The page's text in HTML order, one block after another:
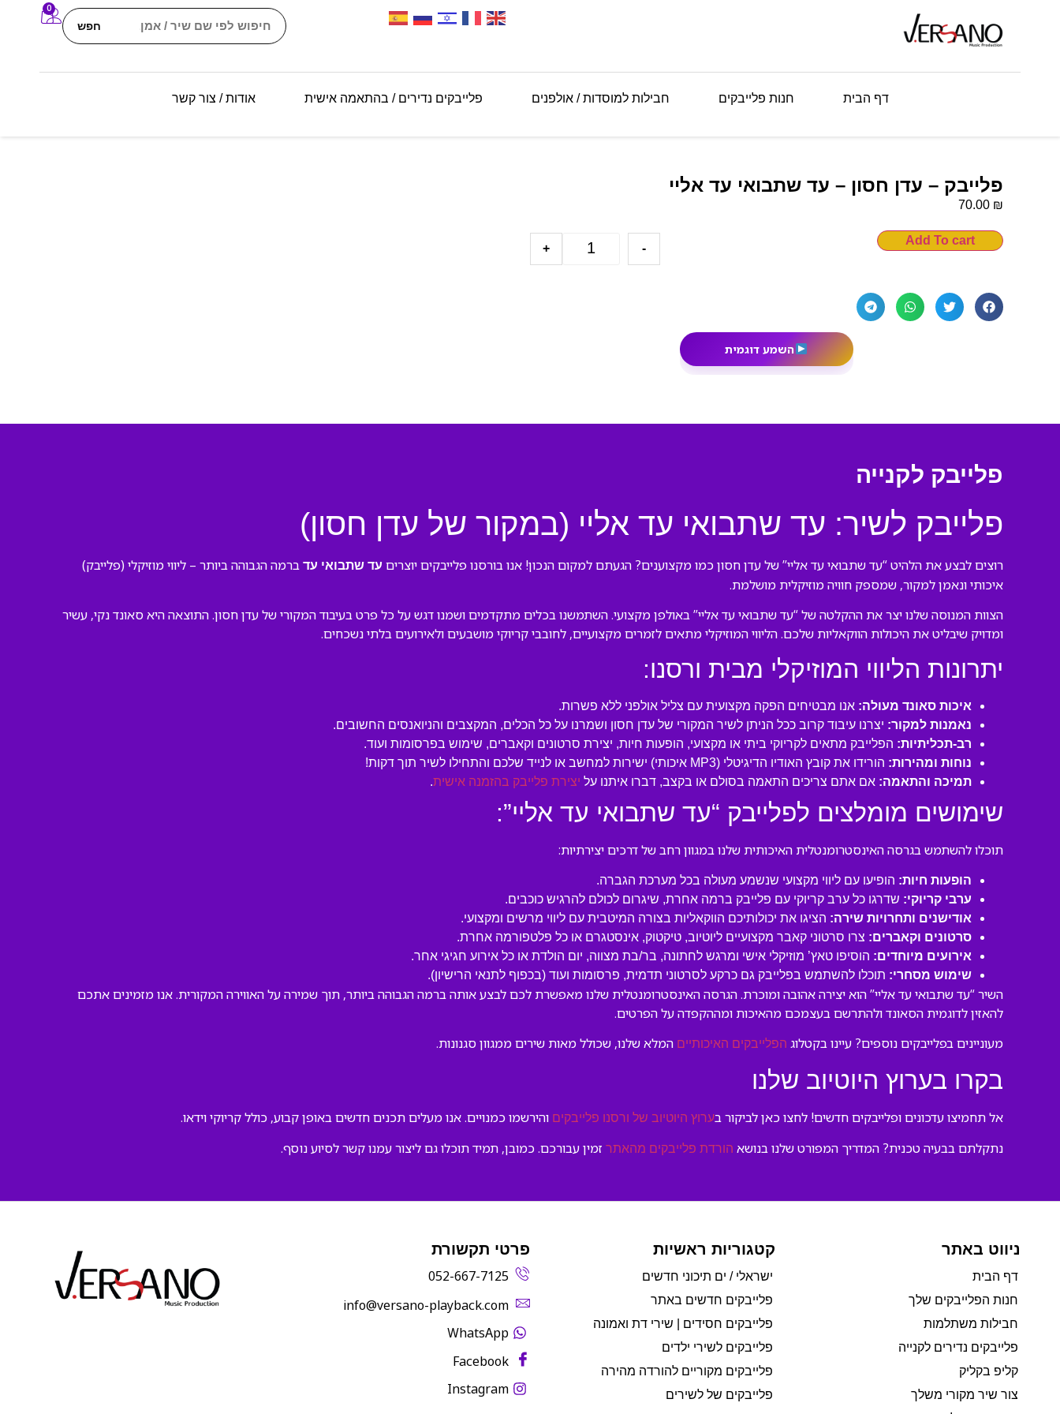
חפש
0
דף הבית חנות פלייבקים חבילות למוסדות / אולפנים פלייבקים נדירים / בהתאמה אישית אודות / צור קשר
פלייבק – עדן חסון – עד שתבואי עד אליי
70.00 ₪
-
+
Add To cart
השמע דוגמית
פלייבק לקנייה
פלייבק לשיר: עד שתבואי עד אליי (במקור של עדן חסון)
רוצים לבצע את הלהיט “עד שתבואי עד אליי” של עדן חסון כמו מקצוענים? הגעתם למקום הנכון! אנו בורסנו פלייבקים יוצרים עד שתבואי עד ברמה הגבוהה ביותר – ליווי מוזיקלי (פלייבק)
איכותי ונאמן למקור, שמספק חוויה מוזיקלית מושלמת.
הצוות המנוסה שלנו יצר את ההקלטה של “עד שתבואי עד אליי” באולפן מקצועי. השתמשנו בכלים מתקדמים ושמנו דגש על כל פרט בעיבוד המקורי של עדן חסון. התוצאה היא סאונד נקי, עשיר
ומדויק שיבליט את היכולות הווקאליות שלכם. הליווי המוזיקלי מתאים לזמרים מקצועיים, לחובבי קריוקי מושבעים ולאירועים בלתי נשכחים.
יתרונות הליווי המוזיקלי מבית ורסנו:
איכות סאונד מעולה: אנו מבטיחים הפקה מקצועית עם צליל אולפני ללא פשרות.
נאמנות למקור: יצרנו עיבוד קרוב ככל הניתן לשיר המקורי של עדן חסון ושמרנו על כל הכלים, המקצבים והניואנסים החשובים.
רב-תכליתיות: הפלייבק מתאים לקריוקי ביתי או מקצועי, הופעות חיות, יצירת סרטונים וקאברים, שימוש בפרסומות ועוד.
נוחות ומהירות: הורידו את קובץ האודיו הדיגיטלי (MP3 איכותי) ישירות למחשב או לנייד שלכם והתחילו לשיר תוך דקות!
תמיכה והתאמה: אם אתם צריכים התאמה בסולם או בקצב, דברו איתנו על יצירת פלייבק בהזמנה אישית.
שימושים מומלצים לפלייבק “עד שתבואי עד אליי”:
תוכלו להשתמש בגרסה האינסטרומנטלית האיכותית שלנו במגוון רחב של דרכים יצירתיות:
הופעות חיות: הופיעו עם ליווי מקצועי שנשמע מעולה בכל מערכת הגברה.
ערבי קריוקי: שדרגו כל ערב קריוקי עם פלייבק ברמה אחרת, שיגרום לכולם להרגיש כוכבים.
אודישנים ותחרויות שירה: הציגו את יכולותיכם הווקאליות בצורה המיטבית עם ליווי מרשים ומקצועי.
סרטונים וקאברים: צרו סרטוני קאבר מקצועיים ליוטיוב, טיקטוק, אינסטגרם או כל פלטפורמה אחרת.
אירועים מיוחדים: הוסיפו טאץ’ מוזיקלי אישי ומרגש לחתונה, בר/בת מצווה, יום הולדת או כל אירוע חגיגי אחר.
שימוש מסחרי: תוכלו להשתמש בפלייבק גם כרקע לסרטוני תדמית, פרסומות ועוד (בכפוף לתנאי הרישיון).
השיר “עד שתבואי עד אליי” הוא יצירה אהובה ומוכרת. הגרסה האינסטרומנטלית שלנו מאפשרת לכם לבצע אותה ברמה הגבוהה ביותר, תוך שמירה על האווירה המקורית. אנו מזמינים אתכם
להאזין לדוגמית הסאונד ולהתרשם בעצמכם מהאיכות ומההקפדה על הפרטים.
מעוניינים בפלייבקים נוספים? עיינו בקטלוג הפלייבקים האיכותיים המלא שלנו, שכולל מאות שירים ממגוון סגנונות.
בקרו בערוץ היוטיוב שלנו
אל תחמיצו עדכונים ופלייבקים חדשים! לחצו כאן לביקור בערוץ היוטיוב של ורסנו פלייבקים והירשמו כמנויים. אנו מעלים תכנים חדשים באופן קבוע, כולל קריוקי וידאו.
נתקלתם בבעיה טכנית? המדריך המפורט שלנו בנושא הורדת פלייבקים מהאתר זמין עבורכם. כמובן, תמיד תוכלו גם ליצור עמנו קשר לסיוע נוסף.
ניווט באתר
דף הבית
חנות הפלייבקים שלך
חבילות משתלמות
פלייבקים נדירים לקנייה
קליפ בקליק
צור שיר מקורי משלך
קטגוריות ראשיות
ישראלי / ים תיכוני חדשים
פלייבקים חדשים באתר
פלייבקים חסידים | שירי דת ואמונה
פלייבקים לשירי ילדים
פלייבקים מקוריים להורדה מהירה
פלייבקים של לשירים
פרטי תקשורת
052-667-7125
‫info@versano-playback.com‬
WhatsApp
Facebook
Instagram